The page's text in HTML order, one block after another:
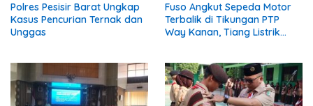
Polres Pesisir Barat Ungkap
Kasus Pencurian Ternak dan
Unggas
Fuso Angkut Sepeda Motor
Terbalik di Tikungan PTP
Way Kanan, Tiang Listrik